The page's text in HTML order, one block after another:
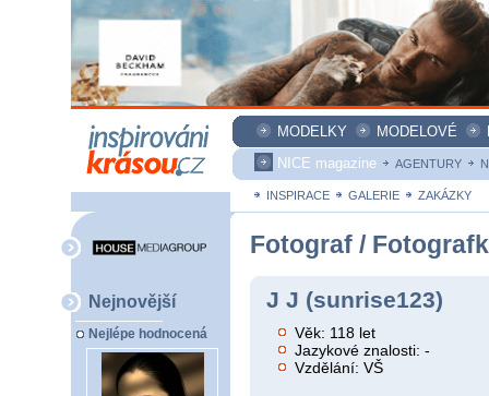
MODELKY MODELOVÉ
NICE magazine
AGENTURY
INSPIRACE GALERIE ZAKÁZKY
Nejnovější
Nejlépe hodnocená
Fotograf /
J J (sunrise123)
Věk: 118 let
Jazykové znalosti: -
Vzdělání: VŠ